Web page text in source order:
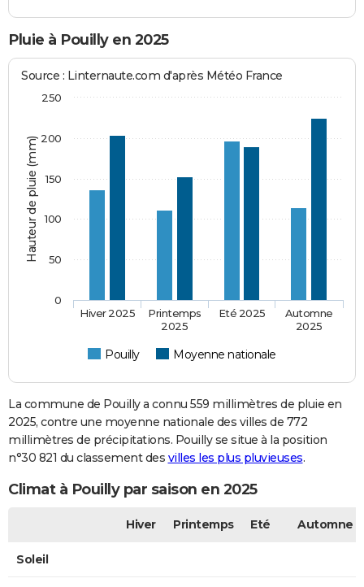
Pluie à Pouilly en 2025
Hauteur de pluie (mm)
Source : Linternaute.com d'après Météo France
Pouilly Moyenne nationale
Hiver 2025
Printemps
2025
Eté 2025
Automne
2025
0
50
100
150
200
250
La commune de Pouilly a connu 559 millimètres de pluie en
2025, contre une moyenne nationale des villes de 772
millimètres de précipitations. Pouilly se situe à la position
n°30 821 du classement des villes les plus pluvieuses.
Climat à Pouilly par saison en 2025
Hiver Printemps Eté Automne
Soleil